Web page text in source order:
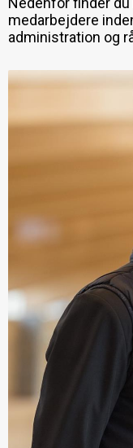
medarbejdere
administration og